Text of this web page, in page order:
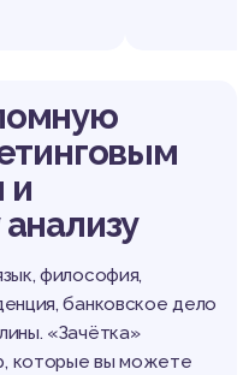
и
философия,
банковское дело
«Зачётка»
которые вы можете